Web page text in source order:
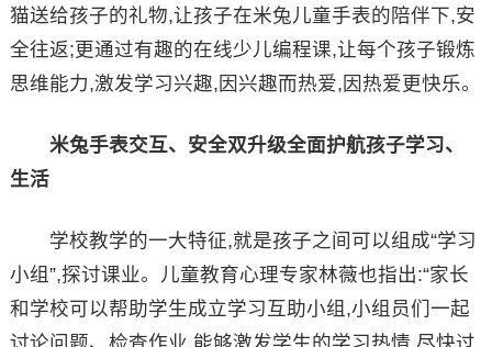
猫送给孩子的礼物,让孩子在米兔儿童手表的陪伴下,安
全往返;更通过有趣的在线少儿编程课,让每个孩子锻炼
思维能力,激发学习兴趣,因兴趣而热爱,因热爱更快乐。
米兔手表交互、安全双升级全面护航孩子学习、
生活
学校教学的一大特征,就是孩子之间可以组成“学习
小组”,探讨课业。儿童教育心理专家林薇也指出:“家长
和学校可以帮助学生成立学习互助小组,小组员们一起
讨论问题、检查作业,能够激发学生的学习热情,尽快过